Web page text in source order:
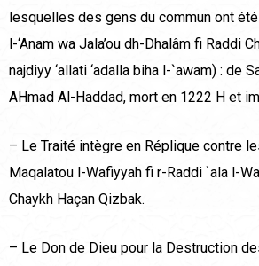
lesquelles des gens du commun ont
l-‘Anam wa Jala’ou dh-Dhalâm fi Raddi
najdiyy ‘allati ‘adalla biha l-`awam) : de
AHmad Al-Haddad, mort en 1222 H et
– Le Traité intègre en Réplique contre
Maqalatou l-Wafiyyah fi r-Raddi `ala l-
Chaykh Haçan Qizbak.
– Le Don de Dieu pour la Destruction